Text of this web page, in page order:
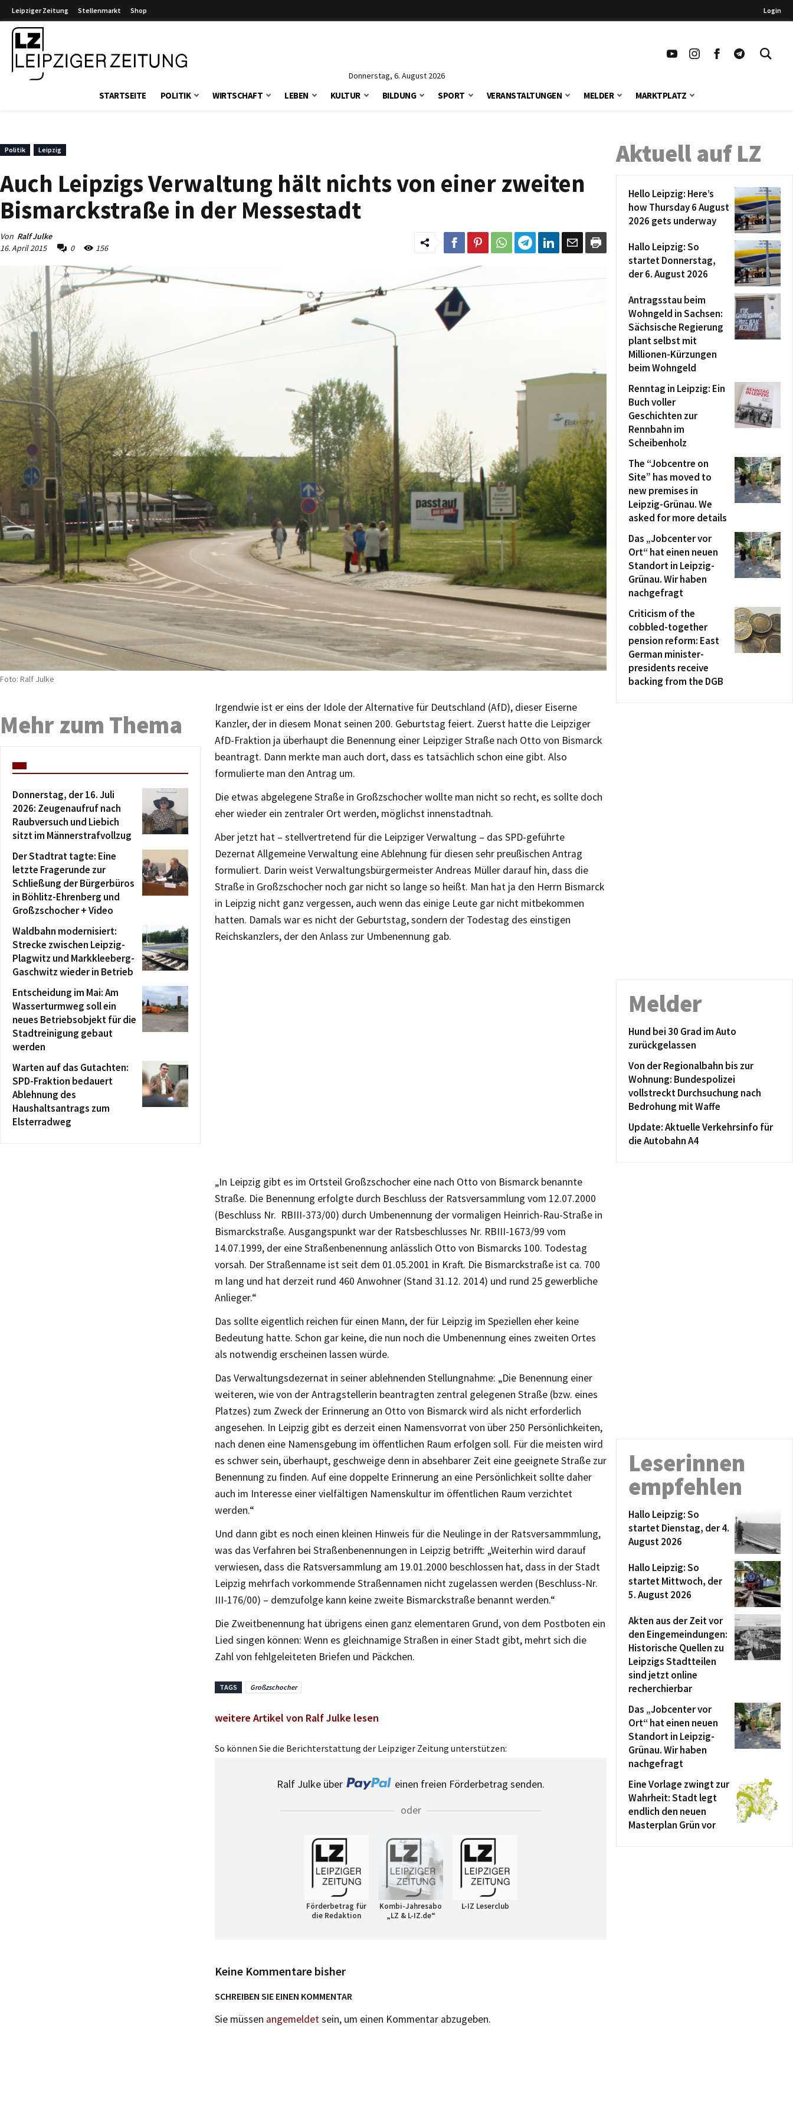
Leipziger Zeitung Stellenmarkt Shop Login
Donnerstag, 6. August 2026
STARTSEITE POLITIK WIRTSCHAFT LEBEN KULTUR BILDUNG SPORT VERANSTALTUNGEN MELDER MARKTPLATZ
Politik Leipzig
Auch Leipzigs Verwaltung hält nichts von einer zweiten
Bismarckstraße in der Messestadt
Von Ralf Julke
16. April 2015
0 156
Foto: Ralf Julke
Irgendwie ist er eins der Idole der Alternative für Deutschland (AfD), dieser Eiserne
Kanzler, der in diesem Monat seinen 200. Geburtstag feiert. Zuerst hatte die Leipziger
AfD-Fraktion ja überhaupt die Benennung einer Leipziger Straße nach Otto von Bismarck
beantragt. Dann merkte man auch dort, dass es tatsächlich schon eine gibt. Also
formulierte man den Antrag um.
Die etwas abgelegene Straße in Großzschocher wollte man nicht so recht, es sollte doch
eher wieder ein zentraler Ort werden, möglichst innenstadtnah.
Aber jetzt hat – stellvertretend für die Leipziger Verwaltung – das SPD-geführte
Dezernat Allgemeine Verwaltung eine Ablehnung für diesen sehr preußischen Antrag
formuliert. Darin weist Verwaltungsbürgermeister Andreas Müller darauf hin, dass die
Straße in Großzschocher noch gar nicht so lange so heißt. Man hat ja den Herrn Bismarck
in Leipzig nicht ganz vergessen, auch wenn das einige Leute gar nicht mitbekommen
hatten. Damals war es nicht der Geburtstag, sondern der Todestag des einstigen
Reichskanzlers, der den Anlass zur Umbenennung gab.
„In Leipzig gibt es im Ortsteil Großzschocher eine nach Otto von Bismarck benannte
Straße. Die Benennung erfolgte durch Beschluss der Ratsversammlung vom 12.07.2000
(Beschluss Nr. RBIII-373/00) durch Umbenennung der vormaligen Heinrich-Rau-Straße in
Bismarckstraße. Ausgangspunkt war der Ratsbeschlusses Nr. RBIII-1673/99 vom
14.07.1999, der eine Straßenbenennung anlässlich Otto von Bismarcks 100. Todestag
vorsah. Der Straßenname ist seit dem 01.05.2001 in Kraft. Die Bismarckstraße ist ca. 700
m lang und hat derzeit rund 460 Anwohner (Stand 31.12. 2014) und rund 25 gewerbliche
Anlieger.“
Das sollte eigentlich reichen für einen Mann, der für Leipzig im Speziellen eher keine
Bedeutung hatte. Schon gar keine, die nun noch die Umbenennung eines zweiten Ortes
als notwendig erscheinen lassen würde.
Das Verwaltungsdezernat in seiner ablehnenden Stellungnahme: „Die Benennung einer
weiteren, wie von der Antragstellerin beantragten zentral gelegenen Straße (bzw. eines
Platzes) zum Zweck der Erinnerung an Otto von Bismarck wird als nicht erforderlich
angesehen. In Leipzig gibt es derzeit einen Namensvorrat von über 250 Persönlichkeiten,
nach denen eine Namensgebung im öffentlichen Raum erfolgen soll. Für die meisten wird
es schwer sein, überhaupt, geschweige denn in absehbarer Zeit eine geeignete Straße zur
Benennung zu finden. Auf eine doppelte Erinnerung an eine Persönlichkeit sollte daher
auch im Interesse einer vielfältigen Namenskultur im öffentlichen Raum verzichtet
werden.“
Und dann gibt es noch einen kleinen Hinweis für die Neulinge in der Ratsversammmlung,
was das Verfahren bei Straßenbenennungen in Leipzig betrifft: „Weiterhin wird darauf
verwiesen, dass die Ratsversammlung am 19.01.2000 beschlossen hat, dass in der Stadt
Leipzig mehrfach vorkommende Straßennamen nicht zugelassen werden (Beschluss-Nr.
III-176/00) – demzufolge kann keine zweite Bismarckstraße benannt werden.“
Die Zweitbenennung hat übrigens einen ganz elementaren Grund, von dem Postboten ein
Lied singen können: Wenn es gleichnamige Straßen in einer Stadt gibt, mehrt sich die
Zahl von fehlgeleiteten Briefen und Päckchen.
TAGS Großzschocher
weitere Artikel von Ralf Julke lesen
So können Sie die Berichterstattung der Leipziger Zeitung unterstützen:
Ralf Julke über
einen freien Förderbetrag senden.
oder
Förderbetrag für
die Redaktion
Kombi-Jahresabo
„LZ & L-IZ.de“
L-IZ Leserclub
Keine Kommentare bisher
SCHREIBEN SIE EINEN KOMMENTAR
Sie müssen angemeldetsein, um einen Kommentar abzugeben.
Mehr zum Thema
Donnerstag, der 16. Juli
2026: Zeugenaufruf nach
Raubversuch und Liebich
sitzt im Männer­strafvollzug
Der Stadtrat tagte: Eine
letzte Fragerunde zur
Schließung der Bürgerbüros
in Böhlitz-Ehrenberg und
Großzschocher + Video
Waldbahn modernisiert:
Strecke zwischen Leipzig-
Plagwitz und Markkleeberg-
Gaschwitz wieder in Betrieb
Entscheidung im Mai: Am
Wasserturmweg soll ein
neues Betriebsobjekt für die
Stadtreinigung gebaut
werden
Warten auf das Gutachten:
SPD-Fraktion bedauert
Ablehnung des
Haushaltsantrags zum
Elsterradweg
Aktuell auf LZ
Hello Leipzig: Here’s
how Thursday 6 August
2026 gets underway
Hallo Leipzig: So
startet Donnerstag,
der 6. August 2026
Antragsstau beim
Wohngeld in Sachsen:
Sächsische Regierung
plant selbst mit
Millionen-Kürzungen
beim Wohngeld
Renntag in Leipzig: Ein
Buch voller
Geschichten zur
Rennbahn im
Scheibenholz
The “Jobcentre on
Site” has moved to
new premises in
Leipzig-Grünau. We
asked for more details
Das „Jobcenter vor
Ort“ hat einen neuen
Standort in Leipzig-
Grünau. Wir haben
nachgefragt
Criticism of the
cobbled-together
pension reform: East
German minister-
presidents receive
backing from the DGB
Melder
Hund bei 30 Grad im Auto
zurückgelassen
Von der Regionalbahn bis zur
Wohnung: Bundespolizei
vollstreckt Durchsuchung nach
Bedrohung mit Waffe
Update: Aktuelle Verkehrsinfo für
die Autobahn A4
Leserinnen
empfehlen
Hallo Leipzig: So
startet Dienstag, der 4.
August 2026
Hallo Leipzig: So
startet Mittwoch, der
5. August 2026
Akten aus der Zeit vor
den Eingemeindungen:
Historische Quellen zu
Leipzigs Stadtteilen
sind jetzt online
recherchierbar
Das „Jobcenter vor
Ort“ hat einen neuen
Standort in Leipzig-
Grünau. Wir haben
nachgefragt
Eine Vorlage zwingt zur
Wahrheit: Stadt legt
endlich den neuen
Masterplan Grün vor